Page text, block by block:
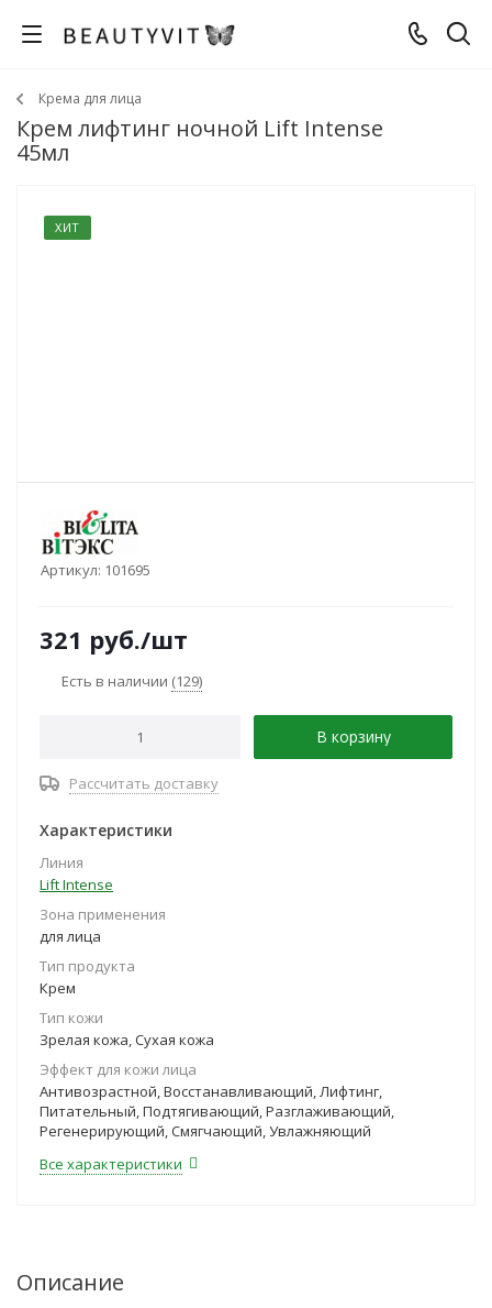
Крема для лица
Крем лифтинг ночной Lift Intense
45мл
ХИТ
Артикул: 101695
321 руб./шт
Есть в наличии (129)
В корзину
Рассчитать доставку
Характеристики
Линия
Lift Intense
Зона применения
для лица
Тип продукта
Крем
Тип кожи
Зрелая кожа, Сухая кожа
Эффект для кожи лица
Антивозрастной, Восстанавливающий, Лифтинг,
Питательный, Подтягивающий, Разглаживающий,
Регенерирующий, Смягчающий, Увлажняющий
Все характеристики
Описание